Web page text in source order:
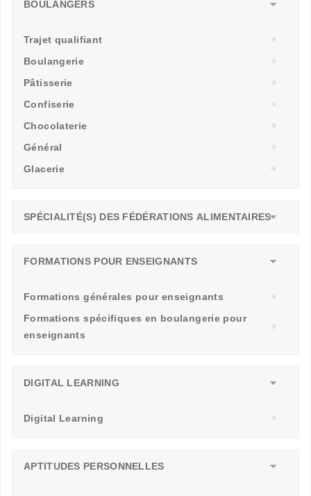
BOULANGERS
Trajet qualifiant
Boulangerie
Pâtisserie
Confiserie
Chocolaterie
Général
Glacerie
SPÉCIALITÉ(S) DES FÉDÉRATIONS ALIMENTAIRES
FORMATIONS POUR ENSEIGNANTS
Formations générales pour enseignants
Formations spécifiques en boulangerie pour
enseignants
DIGITAL LEARNING
Digital Learning
APTITUDES PERSONNELLES